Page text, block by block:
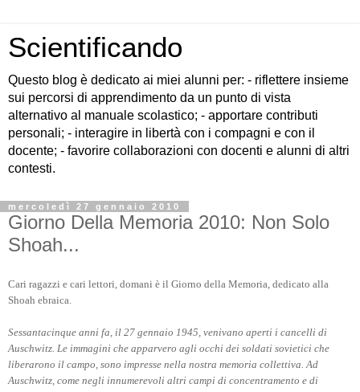
Scientificando
Questo blog è dedicato ai miei alunni per: - riflettere insieme
sui percorsi di apprendimento da un punto di vista
alternativo al manuale scolastico; - apportare contributi
personali; - interagire in libertà con i compagni e con il
docente; - favorire collaborazioni con docenti e alunni di altri
contesti.
mercoledì 27 gennaio 2010
Giorno Della Memoria 2010: Non Solo
Shoah...
Cari ragazzi e cari lettori, domani è il Giorno della Memoria, dedicato alla
Shoah ebraica.
Sessantacinque anni fa, il 27 gennaio 1945, venivano aperti i cancelli di
Auschwitz. Le immagini che apparvero agli occhi dei soldati sovietici che
liberarono il campo, sono impresse nella nostra memoria collettiva. Ad
Auschwitz, come negli innumerevoli altri campi di concentramento e di